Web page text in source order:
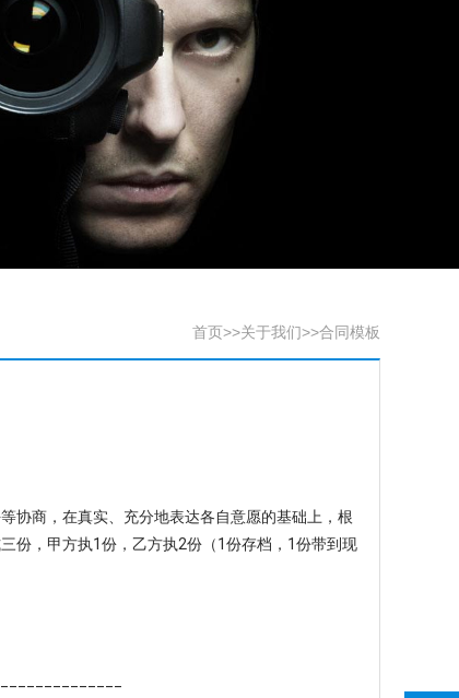
首页>>关于我们>>合同模板
商，在真实、充分地表达各自意愿的基础上，根
份，甲方执1份，乙方执2份（1份存档，1份带到现